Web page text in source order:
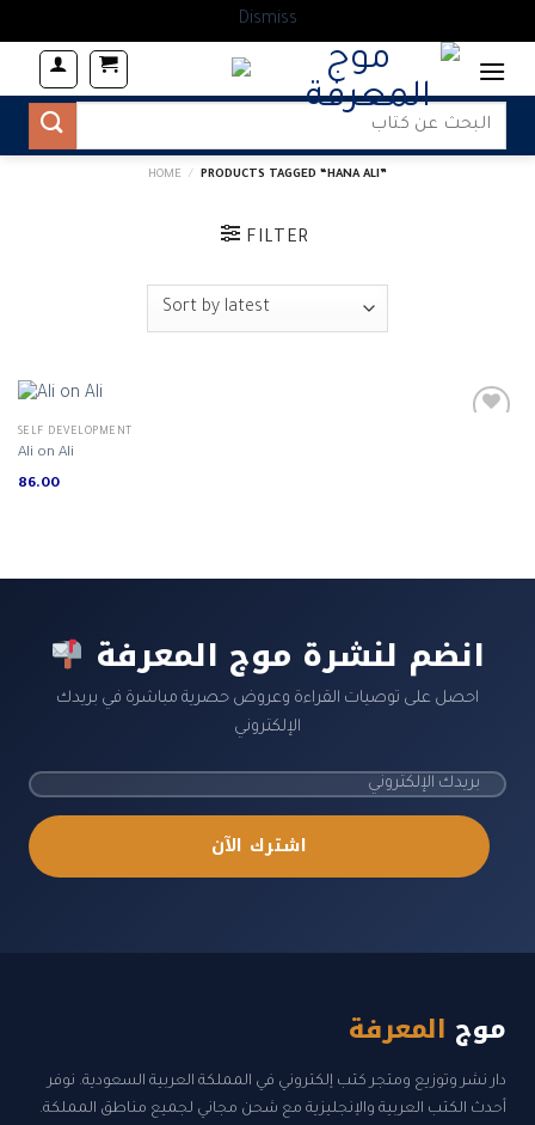
Dismiss
content
Search
HOME / PRODUCTS TAGGED “HANA ALI”
FILTER
SELF DEVELOPMENT
Ali on Ali
86.00
انضم لنشرة موج المعرفة
احصل على توصيات القراءة وعروض حصرية مباشرة في بريدك
الإلكتروني
اشترك الآن
موج المعرفة
دار نشر وتوزيع ومتجر كتب إلكتروني في المملكة العربية السعودية. نوفر
أحدث الكتب العربية والإنجليزية مع شحن مجاني لجميع مناطق المملكة.